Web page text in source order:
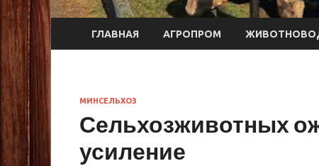
ГЛАВНАЯ АГРОПРОМ
МИНСЕЛЬХОЗ
Сельхозживотных
усиление